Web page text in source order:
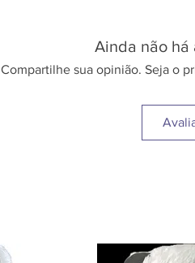
Ainda não há
Compartilhe sua opinião. Seja o